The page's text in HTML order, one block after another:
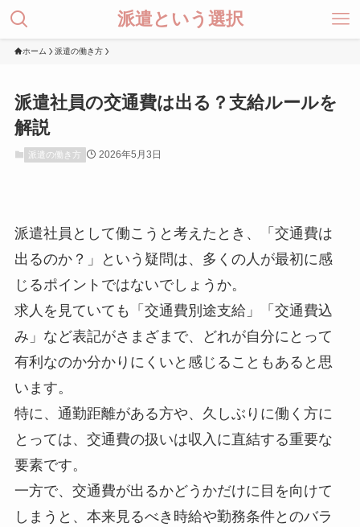
派遣という選択
ホーム 派遣の働き方
派遣社員の交通費は出る？支給ルールを
解説
派遣の働き方 2026年5月3日
派遣社員として働こうと考えたとき、「交通費は
出るのか？」という疑問は、多くの人が最初に感
じるポイントではないでしょうか。
求人を見ていても「交通費別途支給」「交通費込
み」など表記がさまざまで、どれが自分にとって
有利なのか分かりにくいと感じることもあると思
います。
特に、通勤距離がある方や、久しぶりに働く方に
とっては、交通費の扱いは収入に直結する重要な
要素です。
一方で、交通費が出るかどうかだけに目を向けて
しまうと、本来見るべき時給や勤務条件とのバラ